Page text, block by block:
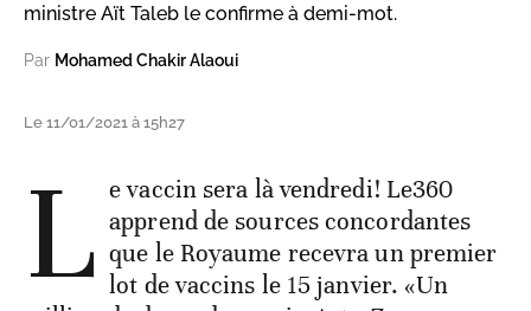
ministre Aït Taleb le confirme à demi-mot.
Par Mohamed Chakir Alaoui
Le 11/01/2021 à 15h27
L e vaccin sera là vendredi! Le360
apprend de sources concordantes
que le Royaume recevra un premier
lot de vaccins le 15 janvier. «Un